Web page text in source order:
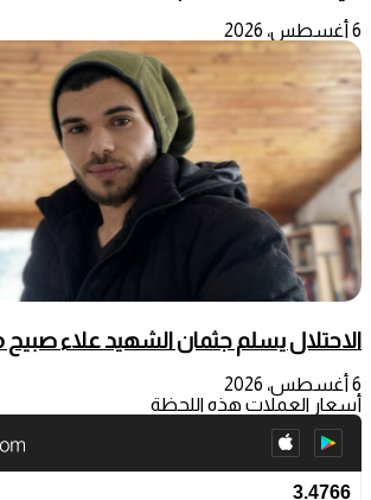
6 أغسطس، 2026
الاحتلال يسلم جثمان الشهيد علاء صبيح
6 أغسطس، 2026
أسعار العملات هذه اللحظة